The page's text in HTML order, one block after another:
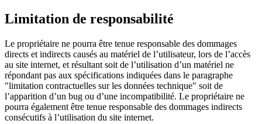
Limitation de responsabilité
Le propriétaire ne pourra être tenue responsable des dommages
directs et indirects causés au matériel de l’utilisateur, lors de l’accès
au site internet, et résultant soit de l’utilisation d’un matériel ne
répondant pas aux spécifications indiquées dans le paragraphe
"limitation contractuelles sur les données technique" soit de
l’apparition d’un bug ou d’une incompatibilité. Le propriétaire ne
pourra également être tenue responsable des dommages indirects
consécutifs à l’utilisation du site internet.